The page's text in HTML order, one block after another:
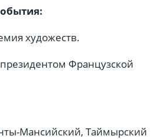
художеств.
Французской
Мансийский, Таймырский